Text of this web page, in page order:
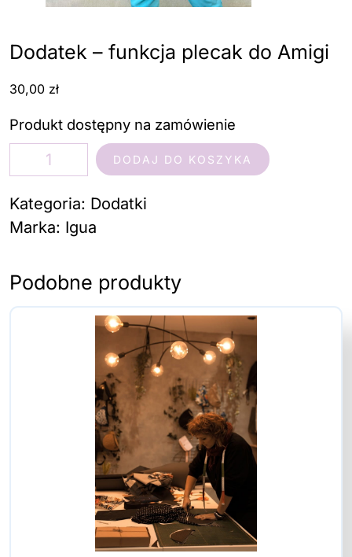
Dodatek – funkcja plecak do Amigi
30,00 zł
Produkt dostępny na zamówienie
Dodatek
-
funkcja
do
Amigi
DODAJ DO KOSZYKA
Kategoria: Dodatki
Marka: Igua
Podobne produkty